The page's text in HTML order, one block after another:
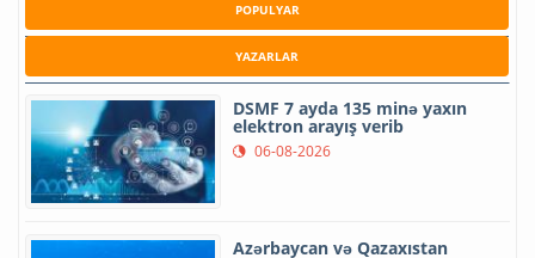
POPULYAR
YAZARLAR
DSMF 7 ayda 135 minə yaxın
elektron arayış verib
06-08-2026
Azərbaycan və Qazaxıstan